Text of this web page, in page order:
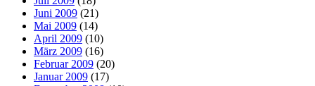
Juni 2009 (21)
Mai 2009 (14)
April 2009 (10)
März 2009 (16)
Februar 2009 (20)
Januar 2009 (17)